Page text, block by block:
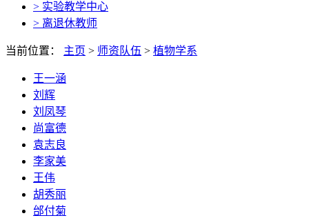
> 实验教学中心
> 离退休教师
当前位置： 主页 > 师资队伍 > 植物学系
王一涵
刘辉
刘凤琴
尚富德
袁志良
李家美
王伟
胡秀丽
邰付菊